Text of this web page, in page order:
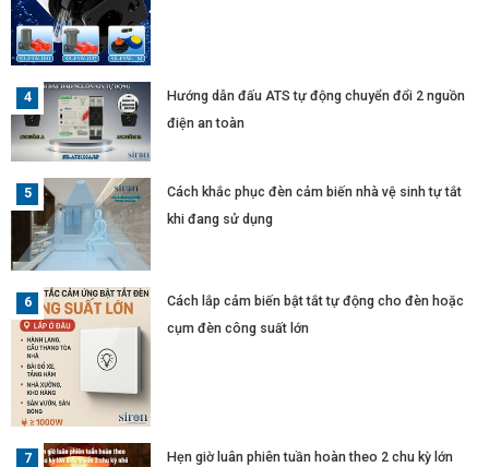
Hướng dẫn đấu ATS tự động chuyển đổi 2 nguồn
điện an toàn
Cách khắc phục đèn cảm biến nhà vệ sinh tự tắt
khi đang sử dụng
Cách lắp cảm biến bật tắt tự động cho đèn hoặc
cụm đèn công suất lớn
Hẹn giờ luân phiên tuần hoàn theo 2 chu kỳ lớn